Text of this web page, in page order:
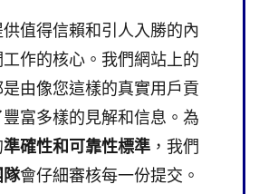
值得信賴和引人入勝的內
作的核心。我們網站上的
由像您這樣的真實用戶貢
富多樣的見解和信息。為
準確性和可靠性標準 ，我們
隊會仔細審核每一份提交。